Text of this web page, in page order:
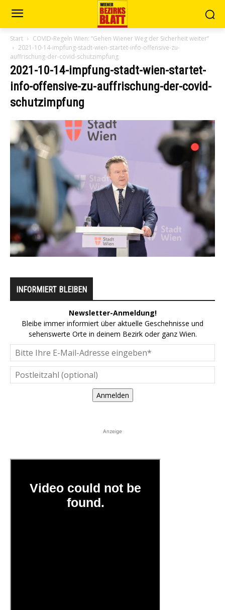
Start
COVID-Regeln Wien: “Gehen Wiener Weg der Sicherheit weiter”
2021-10-14-impfung-stadt-wien-startet-info-offensive-zu-
auffrischung-der-covid-schutzimpfung
2021-10-14-impfung-stadt-wien-startet-
info-offensive-zu-auffrischung-der-covid-
schutzimpfung
INFORMIERT BLEIBEN
Newsletter-Anmeldung!
Bleibe immer informiert über aktuelle Geschehnisse und
sehenswerte Orte in deinem Bezirk oder ganz Wien.
Anmelden
Anzeige